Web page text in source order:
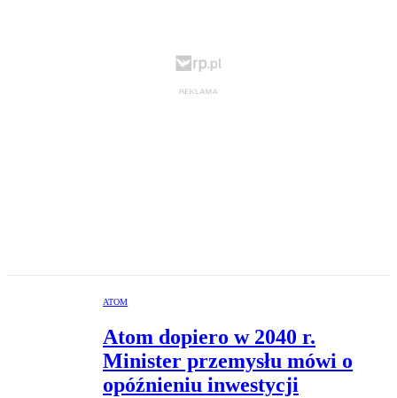
ATOM
Atom dopiero w 2040 r.
Minister przemysłu mówi o
opóźnieniu inwestycji